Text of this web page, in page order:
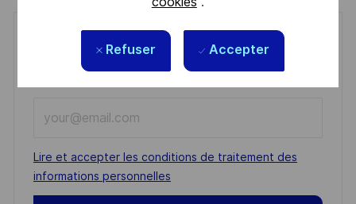
Refuser Accepter
Get notified for similar jobs
You'll receive updates once a week
Email
address
(Required)
Required
Lire et accepter les conditions de traitement des
informations personnelles